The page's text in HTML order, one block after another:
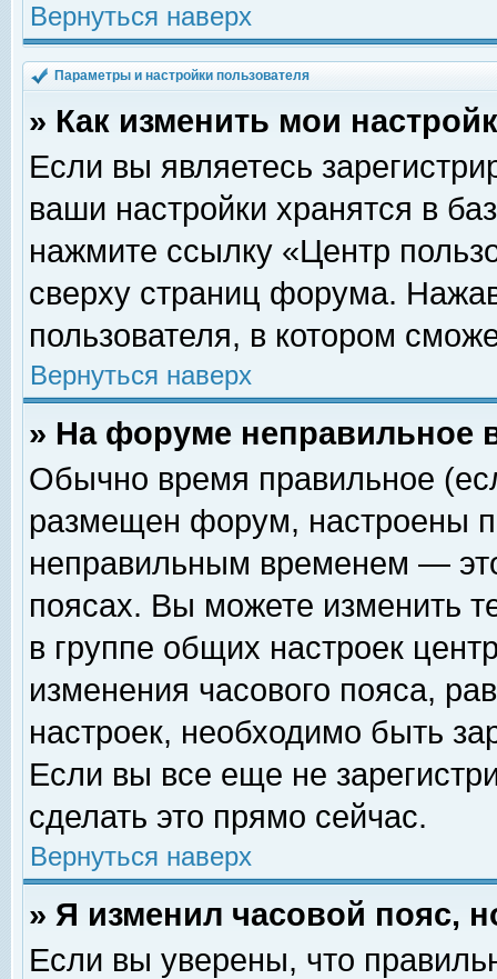
Вернуться наверх
Параметры и настройки пользователя
» Как изменить мои
Если вы являетесь
ваши настройки хранятся в
нажмите ссылку «Центр
сверху страниц форума.
пользователя, в котором
Вернуться наверх
» На форуме неправильное
Обычно время правильное
размещен форум, настроены
неправильным временем —
поясах. Вы можете изменить
в группе общих настроек
изменения часового пояса,
настроек, необходимо быть
Если вы все еще не
сделать это прямо сейчас.
Вернуться наверх
» Я изменил часовой пояс,
Если вы уверены, что